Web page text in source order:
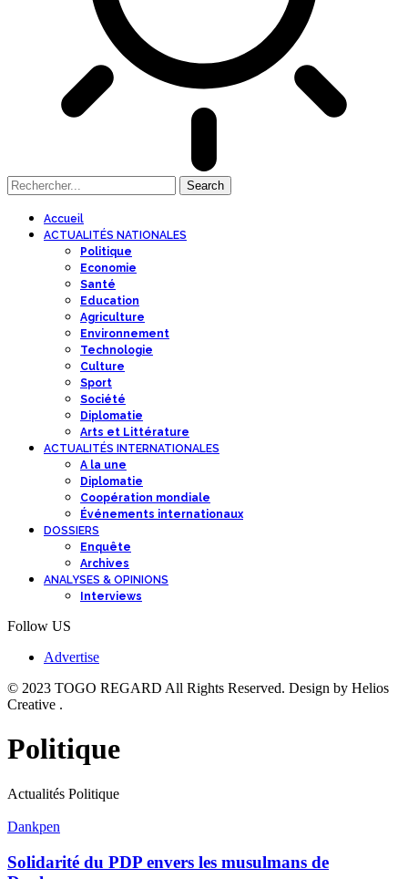
Accueil
ACTUALITÉS NATIONALES
Politique
Economie
Santé
Education
Agriculture
Environnement
Technologie
Culture
Sport
Société
Diplomatie
Arts et Littérature
ACTUALITÉS INTERNATIONALES
A la une
Diplomatie
Coopération mondiale
Événements internationaux
DOSSIERS
Enquête
Archives
ANALYSES & OPINIONS
Interviews
Follow US
Advertise
© 2023 TOGO REGARD All Rights Reserved. Design by Helios
Creative .
Politique
Actualités Politique
Dankpen
Solidarité du PDP envers les musulmans de